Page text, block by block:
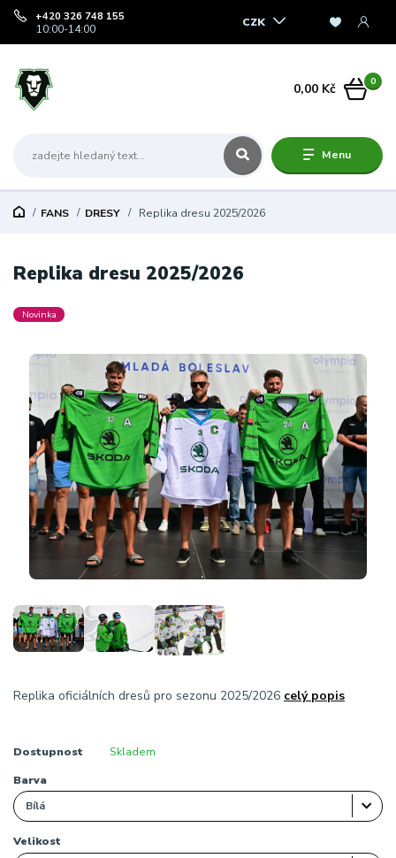
Menu
CZK
+420 326 748 155
10:00-14:00
0
0,00 Kč
FANS DRESY Replika dresu 2025/2026
Replika dresu 2025/2026
Novinka
Replika oficiálních dresů pro sezonu 2025/2026 celý popis
Dostupnost Skladem
Barva
Velikost